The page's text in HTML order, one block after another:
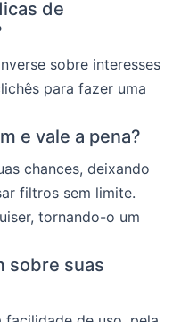
de
sobre interesses
para fazer uma
e vale a pena?
chances, deixando
filtros sem limite.
tornando-o um
sobre suas